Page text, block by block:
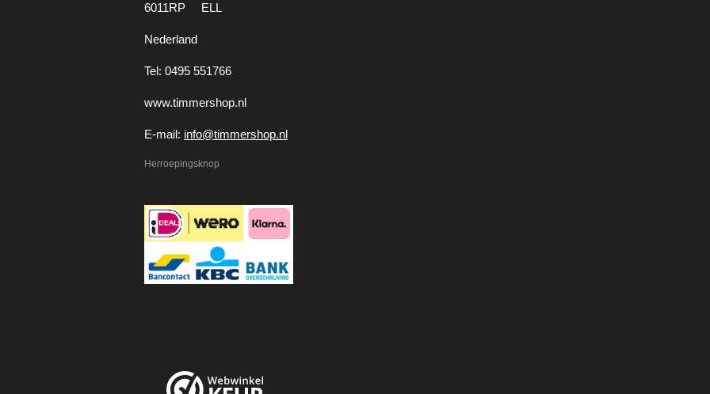
6011RP ELL
Nederland
Tel: 0495 551766
www.timmershop.nl
E-mail: info@timmershop.nl
Herroepingsknop